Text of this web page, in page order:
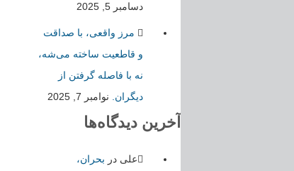
دسامبر 5, 2025
مرز واقعی، با صداقت
و قاطعیت ساخته می‌شه،
نه با فاصله گرفتن از
دیگران.
نوامبر 7, 2025
آخرین دیدگاه‌ها
علی در بحران،